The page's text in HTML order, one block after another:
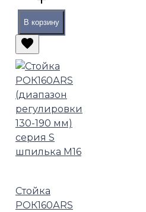
В корзину
Стойка
РОК160АRS